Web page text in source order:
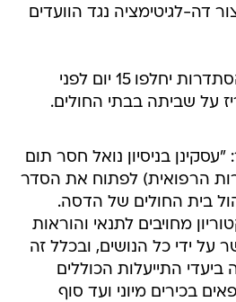
דה-לגיטימציה נגד הוועדים
אחרי ההודעה של ההסתדרות יחלפו 15 יום לפני
על שביתה בבתי החולים.
בניסיון נואל חסר תום
הרפואית) לפתוח את הסדר
בית החולים של הדסה.
מחויבים לתנאי והוראות
ידי כל הנושים, ובכלל זה
ביעדי התייעלות הכוללים
רופאים בכירים מיוני ועד סוף